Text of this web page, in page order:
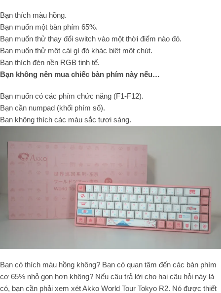
Bạn thích màu hồng.
Bạn muốn một bàn phím 65%.
Bạn muốn thử thay đổi switch vào một thời điểm nào đó.
Bạn muốn thử một cái gì đó khác biệt một chút.
Bạn thích đèn nền RGB tinh tế.
Bạn không nên mua chiếc bàn phím này nếu…
Bạn muốn có các phím chức năng (F1-F12).
Bạn cần numpad (khối phím số).
Bạn không thích các màu sắc tươi sáng.
Bạn có thích màu hồng không? Bạn có quan tâm đến các bàn phím
cơ 65% nhỏ gọn hơn không? Nếu câu trả lời cho hai câu hỏi này là
có, bạn cần phải xem xét Akko World Tour Tokyo R2. Nó được thiết